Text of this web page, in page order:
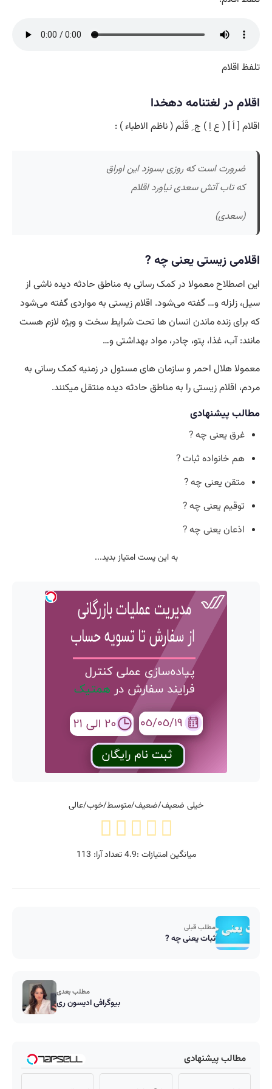
تلفظ اقلام
اقلام در لغتنامه دهخدا
اقلام [ اَ ] ( ع اِ ) ج ِ قَلَم ( ناظم الاطباء ) :
ضرورت است که روزی بسوزد این اوراق
که تاب آتش سعدی نیاورد اقلام
(سعدی)
اقلامی زیستی یعنی چه ?
این اصطلاحمعمولا در کمک رسانی به مناطق حادثه دیده ناشی از
سیل، زلزله و… گفته می‌شود. اقلام زیستی به مواردی گفته می‌شود
که برای زنده ماندن انسان ها تحت شرایط سخت و ویژه لازم هست
مانند: آب، غذا، پتو، چادر، مواد بهداشتی و…
معمولا هلال احمر و سازمان های مسئول در زمنیه کمک رسانی به
مردم، اقلام زیستی را به مناطق حادثه دیده منتقل میکنند.
مطالب پیشنهادی
غرق یعنی چه ?
هم خانواده ثبات ?
متقن یعنی چه ?
توقیم یعنی چه ?
اذعان یعنی چه ?
به این پست امتیاز بدید...
خیلی ضعیف/ضعیف/متوسط/خوب/عالی
میانگین امتیازات :4.9تعداد آرا: 113
مطلب قبلی
ثبات یعنی چه ?
مطلب بعدی
بیوگرافی ادیسون ری
مطالب پیشنهادی